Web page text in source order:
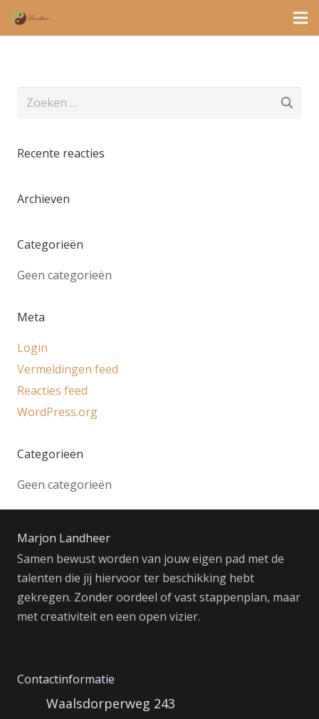
Zoeken
Recente reacties
Archieven
Categorieën
Geen categorieën
Meta
Login
Vermeldingen feed
Reacties feed
WordPress.org
Categorieën
Geen categorieën
Marjon Landheer
Samen bewust worden van jouw eigen pad met de
talenten die jij hiervoor ter beschikking hebt
gekregen. Zonder oordeel of vast stappenplan, maar
met creativiteit en een open vizier.
Contactinformatie
Waalsdorperweg 243